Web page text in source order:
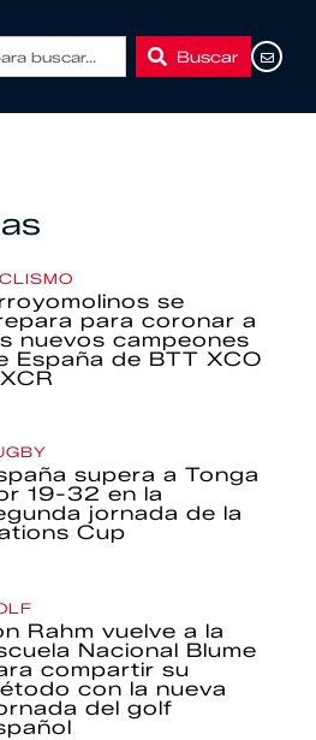
Buscar
se
para coronar a
nuevos campeones
España de BTT XCO
supera a Tonga
19-32 en la
jornada de la
Cup
Rahm vuelve a la
Nacional Blume
compartir su
con la nueva
del golf